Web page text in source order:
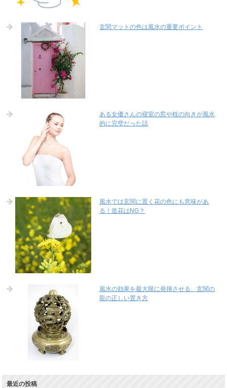
玄関マットの色は風水の重要ポイント
ある女優さんの寝室の窓や枕の向きが風水
的に完璧だった話
風水では玄関に置く花の色にも意味があ
る！造花はNG？
風水の効果を最大限に発揮させる、玄関の
龍の正しい置き方
最近の投稿